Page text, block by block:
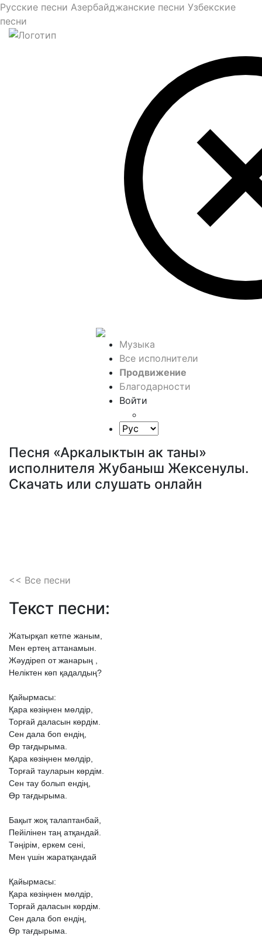
Русские песни Азербайджанские песни Узбекские
песни
Музыка
Все исполнители
Продвижение
Благодарности
Войти
Песня «Аркалыктын ак таны»
исполнителя Жубаныш Жексенулы.
Скачать или слушать онлайн
<< Все песни
Текст песни:
Жатырқап кетпе жаным,
Мен ертең аттанамын.
Жәудіреп от жанарың
Неліктен көп қадалдың?
Қайырмасы:
Қара көзіңнен мөлдір,
Торғай даласын көрдім.
Сен дала боп ендің,
Өр тағдырыма.
Қара көзіңнен мөлдір,
Торғай тауларын көрдім.
Сен тау болып ендің,
Өр тағдырыма.
Бақыт жоқ талаптанбай,
Пейілінен таң атқандай.
Тәңірім, еркем сені,
Мен үшін жаратқандай
Қайырмасы:
Қара көзіңнен мөлдір,
Торғай даласын көрдім.
Сен дала боп ендің,
Өр тағдырыма.